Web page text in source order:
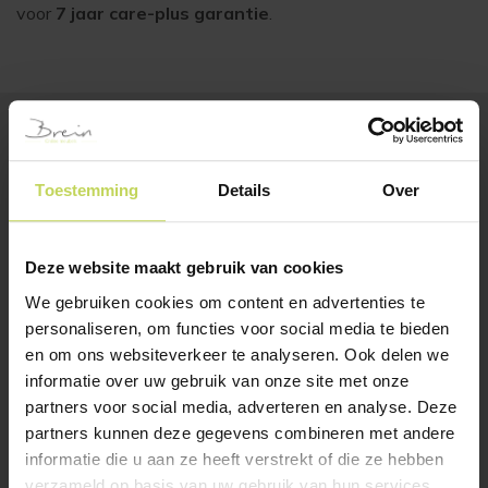
Toestemming Details Over
Deze website maakt gebruik van cookies
We gebruiken cookies om content en advertenties te
personaliseren, om functies voor social media te bieden
en om ons websiteverkeer te analyseren. Ook delen we
informatie over uw gebruik van onze site met onze
partners voor social media, adverteren en analyse. Deze
partners kunnen deze gegevens combineren met andere
informatie die u aan ze heeft verstrekt of die ze hebben
voor 7 jaar care-plus garantie.
Klanten bekeken ook
SALE
Xooon barstoel OWEN
koper
SALE
Xooon armstoel OWEN
kiezel